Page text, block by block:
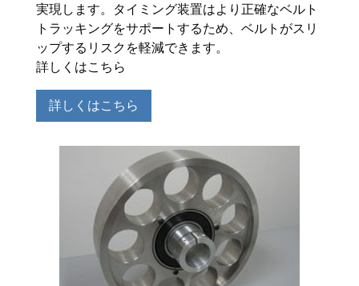
実現します。タイミング装置はより正確なベルト
トラッキングをサポートするため、ベルトがスリ
ップするリスクを軽減できます。
詳しくはこちら
詳しくはこちら